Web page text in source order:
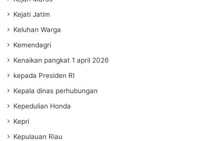
Kejati Jatim
Keluhan Warga
Kemendagri
Kenaikan pangkat 1 april 2026
kepada Presiden RI
Kepala dinas perhubungan
Kepedulian Honda
Kepri
Kepulauan Riau